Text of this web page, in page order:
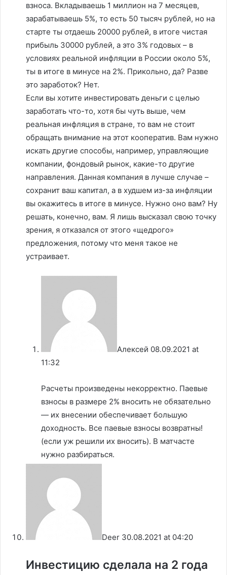
взноса. Вкладываешь 1 миллион на 7 месяцев,
зарабатываешь 5%, то есть 50 тысяч рублей, но на
старте ты отдаешь 20000 рублей, в итоге чистая
прибыль 30000 рублей, а это 3% годовых – в
условиях реальной инфляции в России около 5%,
ты в итоге в минусе на 2%. Прикольно, да? Разве
это заработок? Нет.
Если вы хотите инвестировать деньги с целью
заработать что-то, хотя бы чуть выше, чем
реальная инфляция в стране, то вам не стоит
обращать внимание на этот кооператив. Вам нужно
искать другие способы, например, управляющие
компании, фондовый рынок, какие-то другие
направления. Данная компания в лучше случае –
сохранит ваш капитал, а в худшем из-за инфляции
вы окажитесь в итоге в минусе. Нужно оно вам? Ну
решать, конечно, вам. Я лишь высказал свою точку
зрения, я отказался от этого «щедрого»
предложения, потому что меня такое не
устраивает.
Алексей 08.09.2021 at
11:32
Расчеты произведены некорректно. Паевые
взносы в размере 2% вносить не обязательно
— их внесении обеспечивает большую
доходность. Все паевые взносы возвратны!
(если уж решили их вносить). В матчасте
нужно разбираться.
Deer 30.08.2021 at 04:20
Инвестицию сделала на 2 года